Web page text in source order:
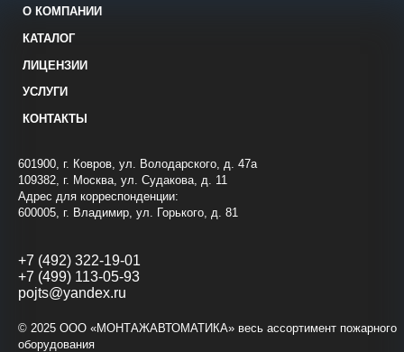
О КОМПАНИИ
КАТАЛОГ
ЛИЦЕНЗИИ
УСЛУГИ
КОНТАКТЫ
601900, г. Ковров, ул. Володарского, д. 47а
109382, г. Москва, ул. Судакова, д. 11
Адрес для корреспонденции:
600005, г. Владимир, ул. Горького, д. 81
+7 (492) 322-19-01
+7 (499) 113-05-93
pojts@yandex.ru
© 2025 ООО «МОНТАЖАВТОМАТИКА» весь ассортимент пожарного
оборудования